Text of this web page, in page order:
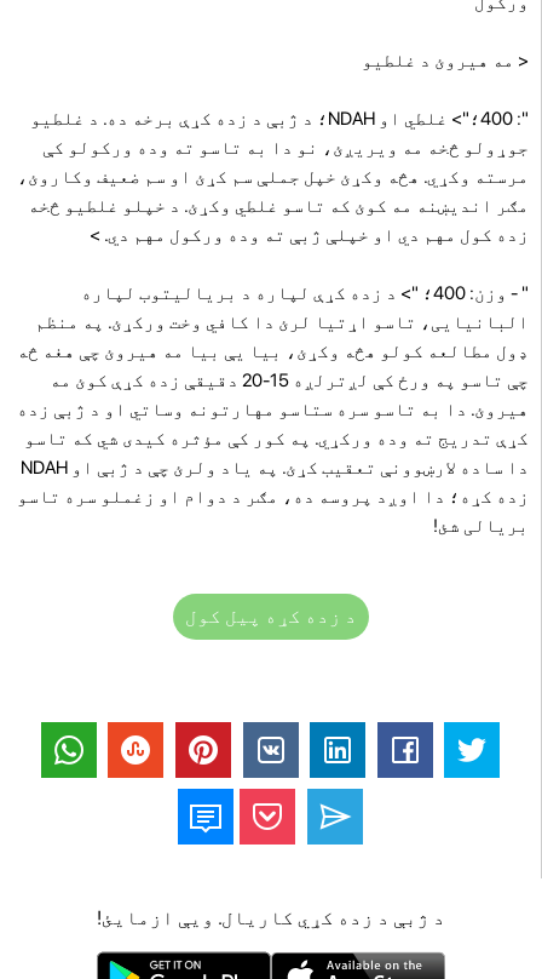
< مه هیروئ د غلطیو
"
: 400؛"> غلطي او NDAH؛ د ژبې د زده کړې برخه ده. د غلطیو
جوړولو څخه مه ویریږئ، نو دا به تاسو ته وده ورکولو کې
مرسته وکړي. هڅه وکړئ خپل جملې سم کړئ او سم ضعیف وکاروئ،
مګر اندیښنه مه کوئ که تاسو غلطي وکړئ. د خپلو غلطیو څخه
زده کول مهم دي او خپلې ژبې ته وده ورکول مهم دي. >
" - وزن: 400؛ "> د زده کړې لپاره د بریالیتوب لپاره
البانیایی، تاسو اړتیا لرئ دا کافي وخت ورکړئ. په منظم
ډول مطالعه کولو هڅه وکړئ، بیا یې بیا مه هیروئ چې هغه څه
چې تاسو په ورځ کې لږترلږه 15-20 دقیقې زده کړې کوئ مه
هیروئ. دا به تاسو سره ستاسو مهارتونه وساتي او د ژبې زده
کړې تدریج ته وده ورکړي. په کور کې مؤثره کیدی شي که تاسو
دا ساده لارښوونې تعقیب کړئ. په یاد ولرئ چې د ژبې او NDAH
زده کړه؛ دا اوږد پروسه ده، مګر د دوام او زغملو سره تاسو
بریالی شئ!
د زده کړه پیل کول
د ژبې د زده کړي کاریال. ویې ازمایئ!